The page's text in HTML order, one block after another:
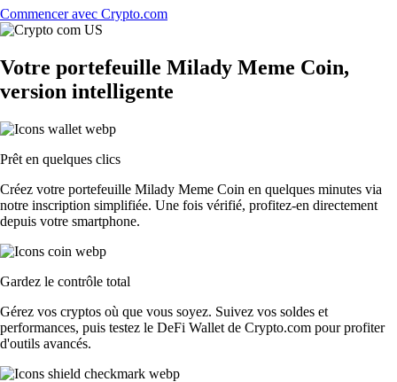
Commencer avec Crypto.com
Votre portefeuille Milady Meme Coin,
version intelligente
Prêt en quelques clics
Créez votre portefeuille Milady Meme Coin en quelques minutes via
notre inscription simplifiée. Une fois vérifié, profitez-en directement
depuis votre smartphone.
Gardez le contrôle total
Gérez vos cryptos où que vous soyez. Suivez vos soldes et
performances, puis testez le DeFi Wallet de Crypto.com pour profiter
d'outils avancés.